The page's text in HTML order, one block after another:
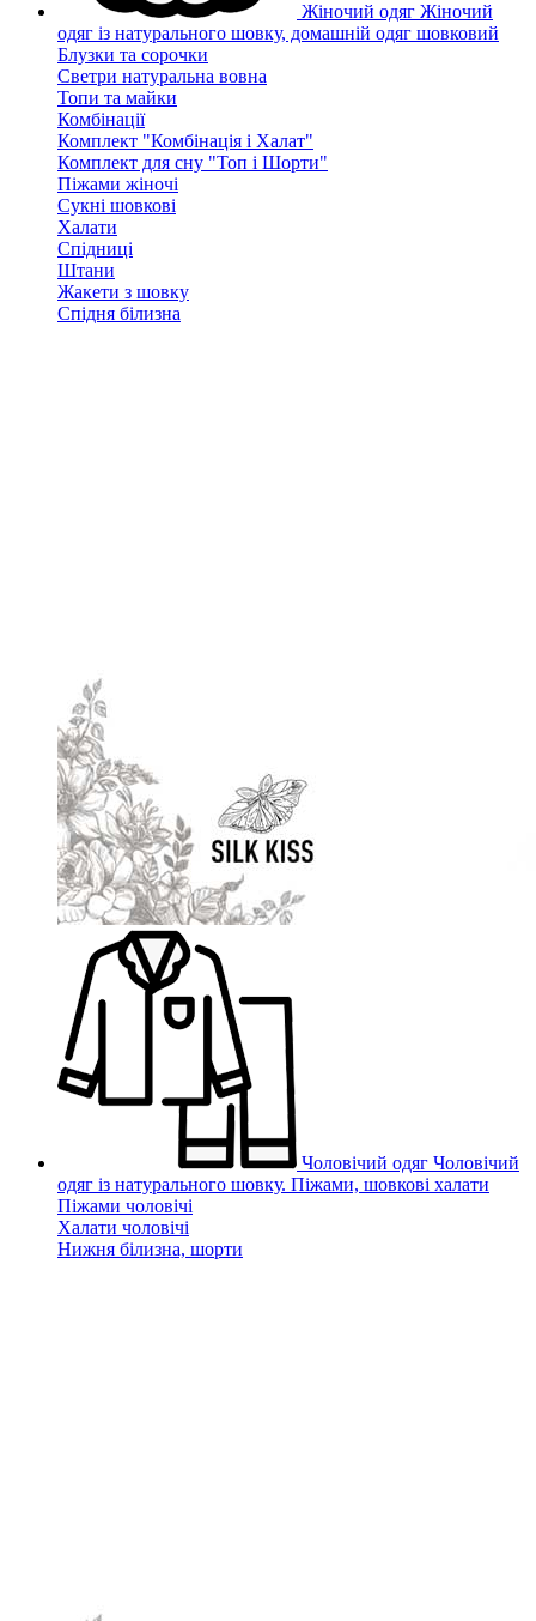
Жіночий одяг Жіночий
одяг із натурального шовку, домашній одяг шовковий
Блузки та сорочки
Светри натуральна вовна
Топи та майки
Комбінації
Комплект "Комбінація і Халат"
Комплект для сну "Топ і Шорти"
Піжами жіночі
Сукні шовкові
Халати
Спідниці
Штани
Жакети з шовку
Спідня білизна
Чоловічий одяг Чоловічий
одяг із натурального шовку. Піжами, шовкові халати
Піжами чоловічі
Халати чоловічі
Нижня білизна, шорти